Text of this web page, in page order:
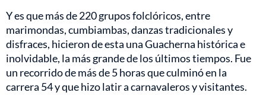
Y es que más de 220 grupos folclóricos, entre
marimondas, cumbiambas, danzas tradicionales y
disfraces, hicieron de esta una Guacherna histórica e
inolvidable, la más grande de los últimos tiempos. Fue
un recorrido de más de 5 horas que culminó en la
carrera 54 y que hizo latir a carnavaleros y visitantes.